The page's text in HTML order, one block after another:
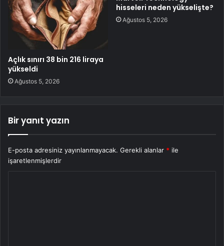
Açlık sınırı 38 bin 216 liraya
yükseldi
Ağustos 5, 2026
hisseleri neden yükselişte?
Ağustos 5, 2026
Bir yanıt yazın
E-posta adresiniz yayınlanmayacak. Gerekli alanlar * ile
işaretlenmişlerdir